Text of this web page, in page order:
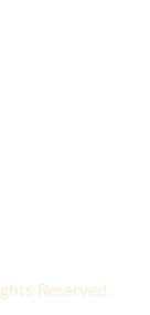
Reserved.